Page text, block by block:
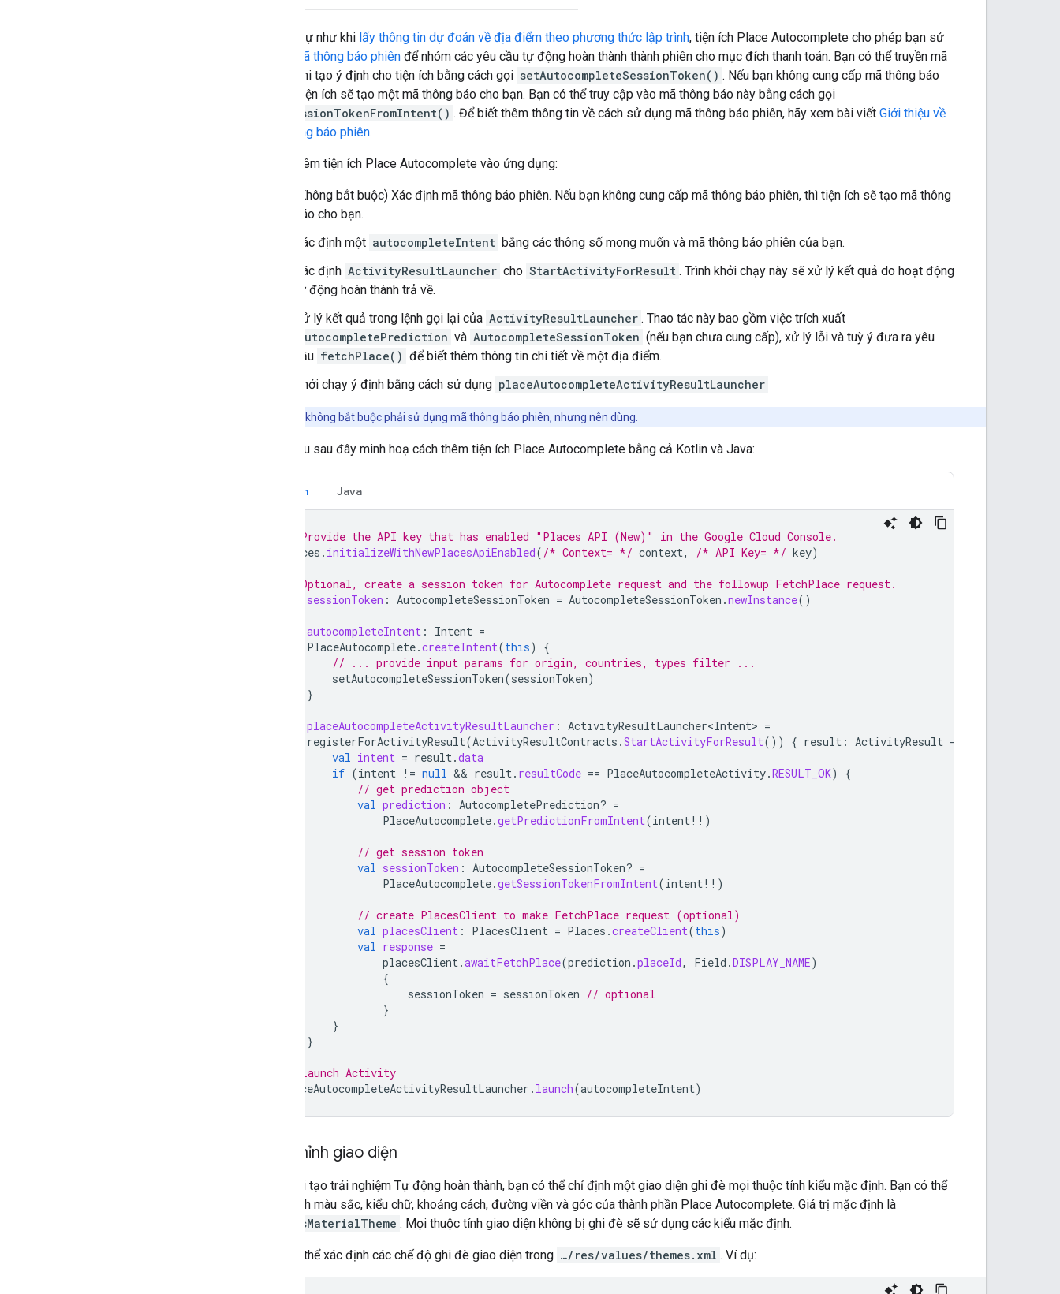
Tương tự như khi lấy thông tin dự đoán về địa điểm theo phương thức lập trình, tiện ích Place Autocomplete cho phép bạn sử
mã thông báo phiên để nhóm các yêu cầu tự động hoàn thành thành phiên cho mục đích thanh toán. Bạn có thể truyền mã
phiên khi tạo ý định cho tiện ích bằng cách gọi setAutocompleteSessionToken() . Nếu bạn không cung cấp mã thông báo
phiên, tiện ích sẽ tạo một mã thông báo cho bạn. Bạn có thể truy cập vào mã thông báo này bằng cách gọi
getSessionTokenFromIntent() . Để biết thêm thông tin về cách sử dụng mã thông báo phiên, hãy xem bài viết Giới thiệu về
mã thông báo phiên.
Cách thêm tiện ích Place Autocomplete vào ứng dụng:
(Không bắt buộc) Xác định mã thông báo phiên. Nếu bạn không cung cấp mã thông báo phiên, thì tiện ích sẽ tạo mã thông
báo cho bạn.
Xác định một autocompleteIntent bằng các thông số mong muốn và mã thông báo phiên của bạn.
Xác định ActivityResultLauncher cho StartActivityForResult . Trình khởi chạy này sẽ xử lý kết quả do hoạt động
tự động hoàn thành trả về.
Xử lý kết quả trong lệnh gọi lại của ActivityResultLauncher . Thao tác này bao gồm việc trích xuất
AutocompletePrediction và AutocompleteSessionToken (nếu bạn chưa cung cấp), xử lý lỗi và tuỳ ý đưa ra yêu
cầu fetchPlace() để biết thêm thông tin chi tiết về một địa điểm.
Khởi chạy ý định bằng cách sử dụng placeAutocompleteActivityResultLauncher
Bạn không bắt buộc phải sử dụng mã thông báo phiên, nhưng nên dùng.
Các mẫu sau đây minh hoạ cách thêm tiện ích Place Autocomplete bằng cả Kotlin và Java:
Kotlin Java
// Provide the API key that has enabled "Places API (New)" in the Google Cloud Console.
Places . initializeWithNewPlacesApiEnabled( /* Context= */ context, /* API Key= */ key)
// Optional, create a session token for Autocomplete request and the followup FetchPlace request.
sessionToken : AutocompleteSessionToken = AutocompleteSessionToken .newInstance()
autocompleteIntent : Intent =
PlaceAutocomplete.createIntent(this)
{
// ... provide input params for origin, countries, types filter ...
setAutocompleteSessionToken(sessionToken)
}
placeAutocompleteActivityResultLauncher : ActivityResultLauncher<Intent> =
registerForActivityResult(ActivityResultContracts .StartActivityForResult()) { result : ActivityResult -
val intent = result.data
if (intent != null && result. resultCode == PlaceAutocompleteActivity.RESULT_OK)
{
// get prediction object
val prediction : AutocompletePrediction? =
PlaceAutocomplete.getPredictionFromIntent(intent!! )
// get session token
val sessionToken : AutocompleteSessionToken? =
PlaceAutocomplete.getSessionTokenFromIntent(intent!! )
// create PlacesClient to make FetchPlace request (optional)
val placesClient : PlacesClient = Places .createClient(this)
val response =
placesClient.awaitFetchPlace(prediction .placeId, Field .DISPLAY_NAME)
{
sessionToken = sessionToken // optional
}
}
}
// Launch Activity
placeAutocompleteActivityResultLauncher . launch(autocompleteIntent)
Tuỳ chỉnh giao diện
Khi khởi tạo trải nghiệm Tự động hoàn thành, bạn có thể chỉ định một giao diện ghi đè mọi thuộc tính kiểu mặc định. Bạn có thể
tuỳ chỉnh màu sắc, kiểu chữ, khoảng cách, đường viền và góc của thành phần Place Autocomplete. Giá trị mặc định là
PlacesMaterialTheme . Mọi thuộc tính giao diện không bị ghi đè sẽ sử dụng các kiểu mặc định.
Bạn có thể xác định các chế độ ghi đè giao diện trong …/res/values/themes.xml . Ví dụ: